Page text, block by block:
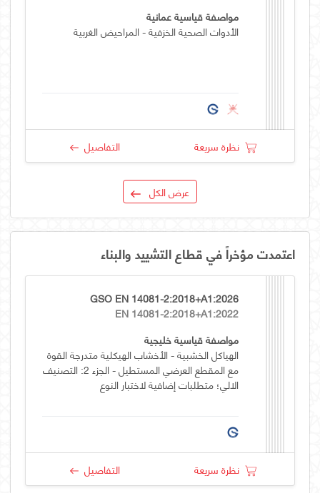
مواصفة قياسية عمانية
الأدوات الصحية الخزفية - المراحيض الغربية
نظرة سريعة التفاصيل
عرض الكل
اعتمدت مؤخراً في قطاع التشييد والبناء
GSO EN 14081-2:2018+A1:2026
EN 14081-2:2018+A1:2022
مواصفة قياسية خليجية
الهياكل الخشبية - الأخشاب الهيكلية متدرجة القوة
مع المقطع العرضي المستطيل - الجزء 2: التصنيف
الالي؛ متطلبات إضافية لاختبار النوع
نظرة سريعة التفاصيل